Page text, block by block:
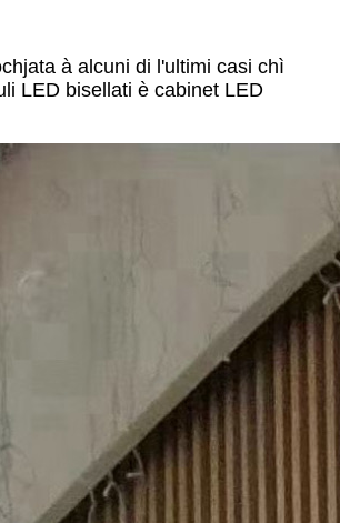
à alcuni di l'ultimi casi chì
LED bisellati è cabinet LED